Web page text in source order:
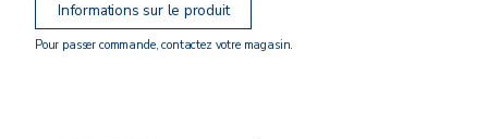
Informations sur le produit
Pour passer commande, contactez votre magasin.